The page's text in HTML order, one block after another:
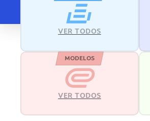
VER TODOS
MODELOS
VER TODOS